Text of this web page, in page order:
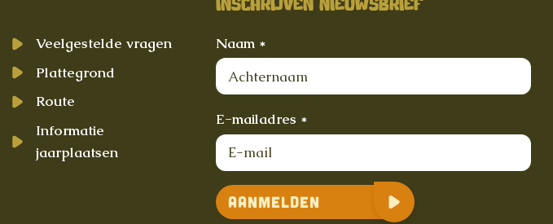
Veelgestelde vragen
Plattegrond
Route
Informatie
jaarplaatsen
INSCHRIJVEN NIEUWSBRIEF
Naam *
E-mailadres *
Aanmelden